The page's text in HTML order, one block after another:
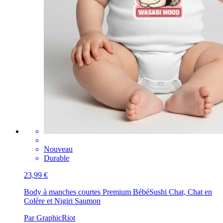
Nouveau
Durable
23,99 €
Body à manches courtes Premium BébéSushi Chat, Chat en
Colère et Nigiri Saumon
Par GraphicRiot